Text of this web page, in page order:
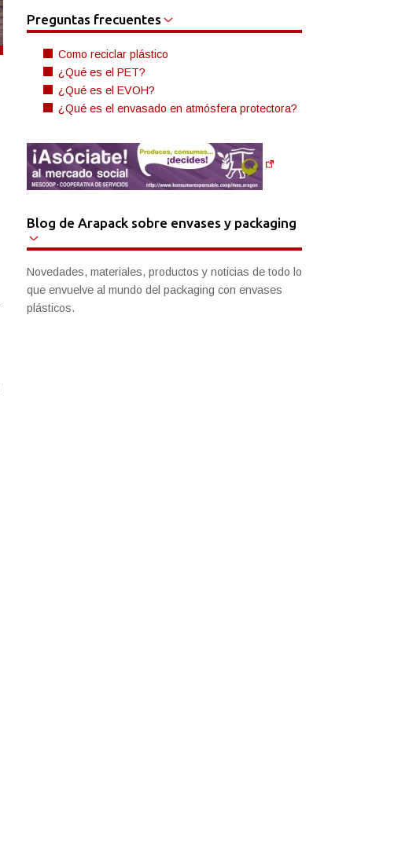
Preguntas frecuentes
Como reciclar plástico
¿Qué es el PET?
¿Qué es el EVOH?
¿Qué es el envasado en atmósfera protectora?
Blog de Arapack sobre envases y packaging
Novedades, materiales, productos y noticias de todo lo
que envuelve al mundo del packaging con envases
plásticos.